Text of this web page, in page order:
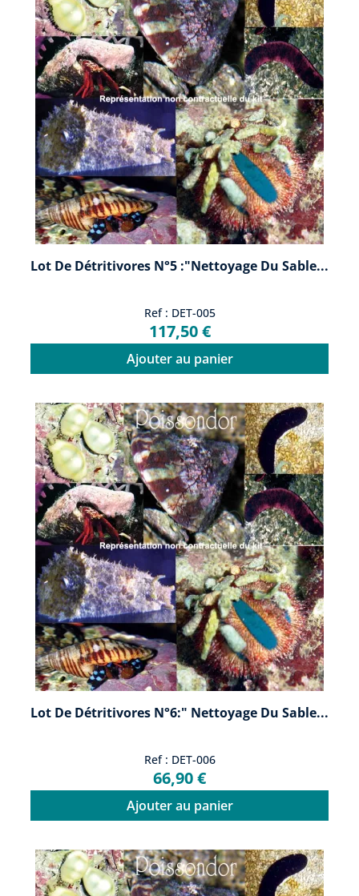
Lot De Détritivores N°5 :"Nettoyage Du Sable...
Ref : DET-005
117,50 €
Ajouter au panier
Lot De Détritivores N°6:" Nettoyage Du Sable...
Ref : DET-006
66,90 €
Ajouter au panier